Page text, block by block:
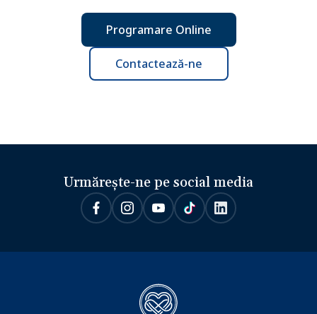
Programare Online
Contactează-ne
Urmărește-ne pe social media